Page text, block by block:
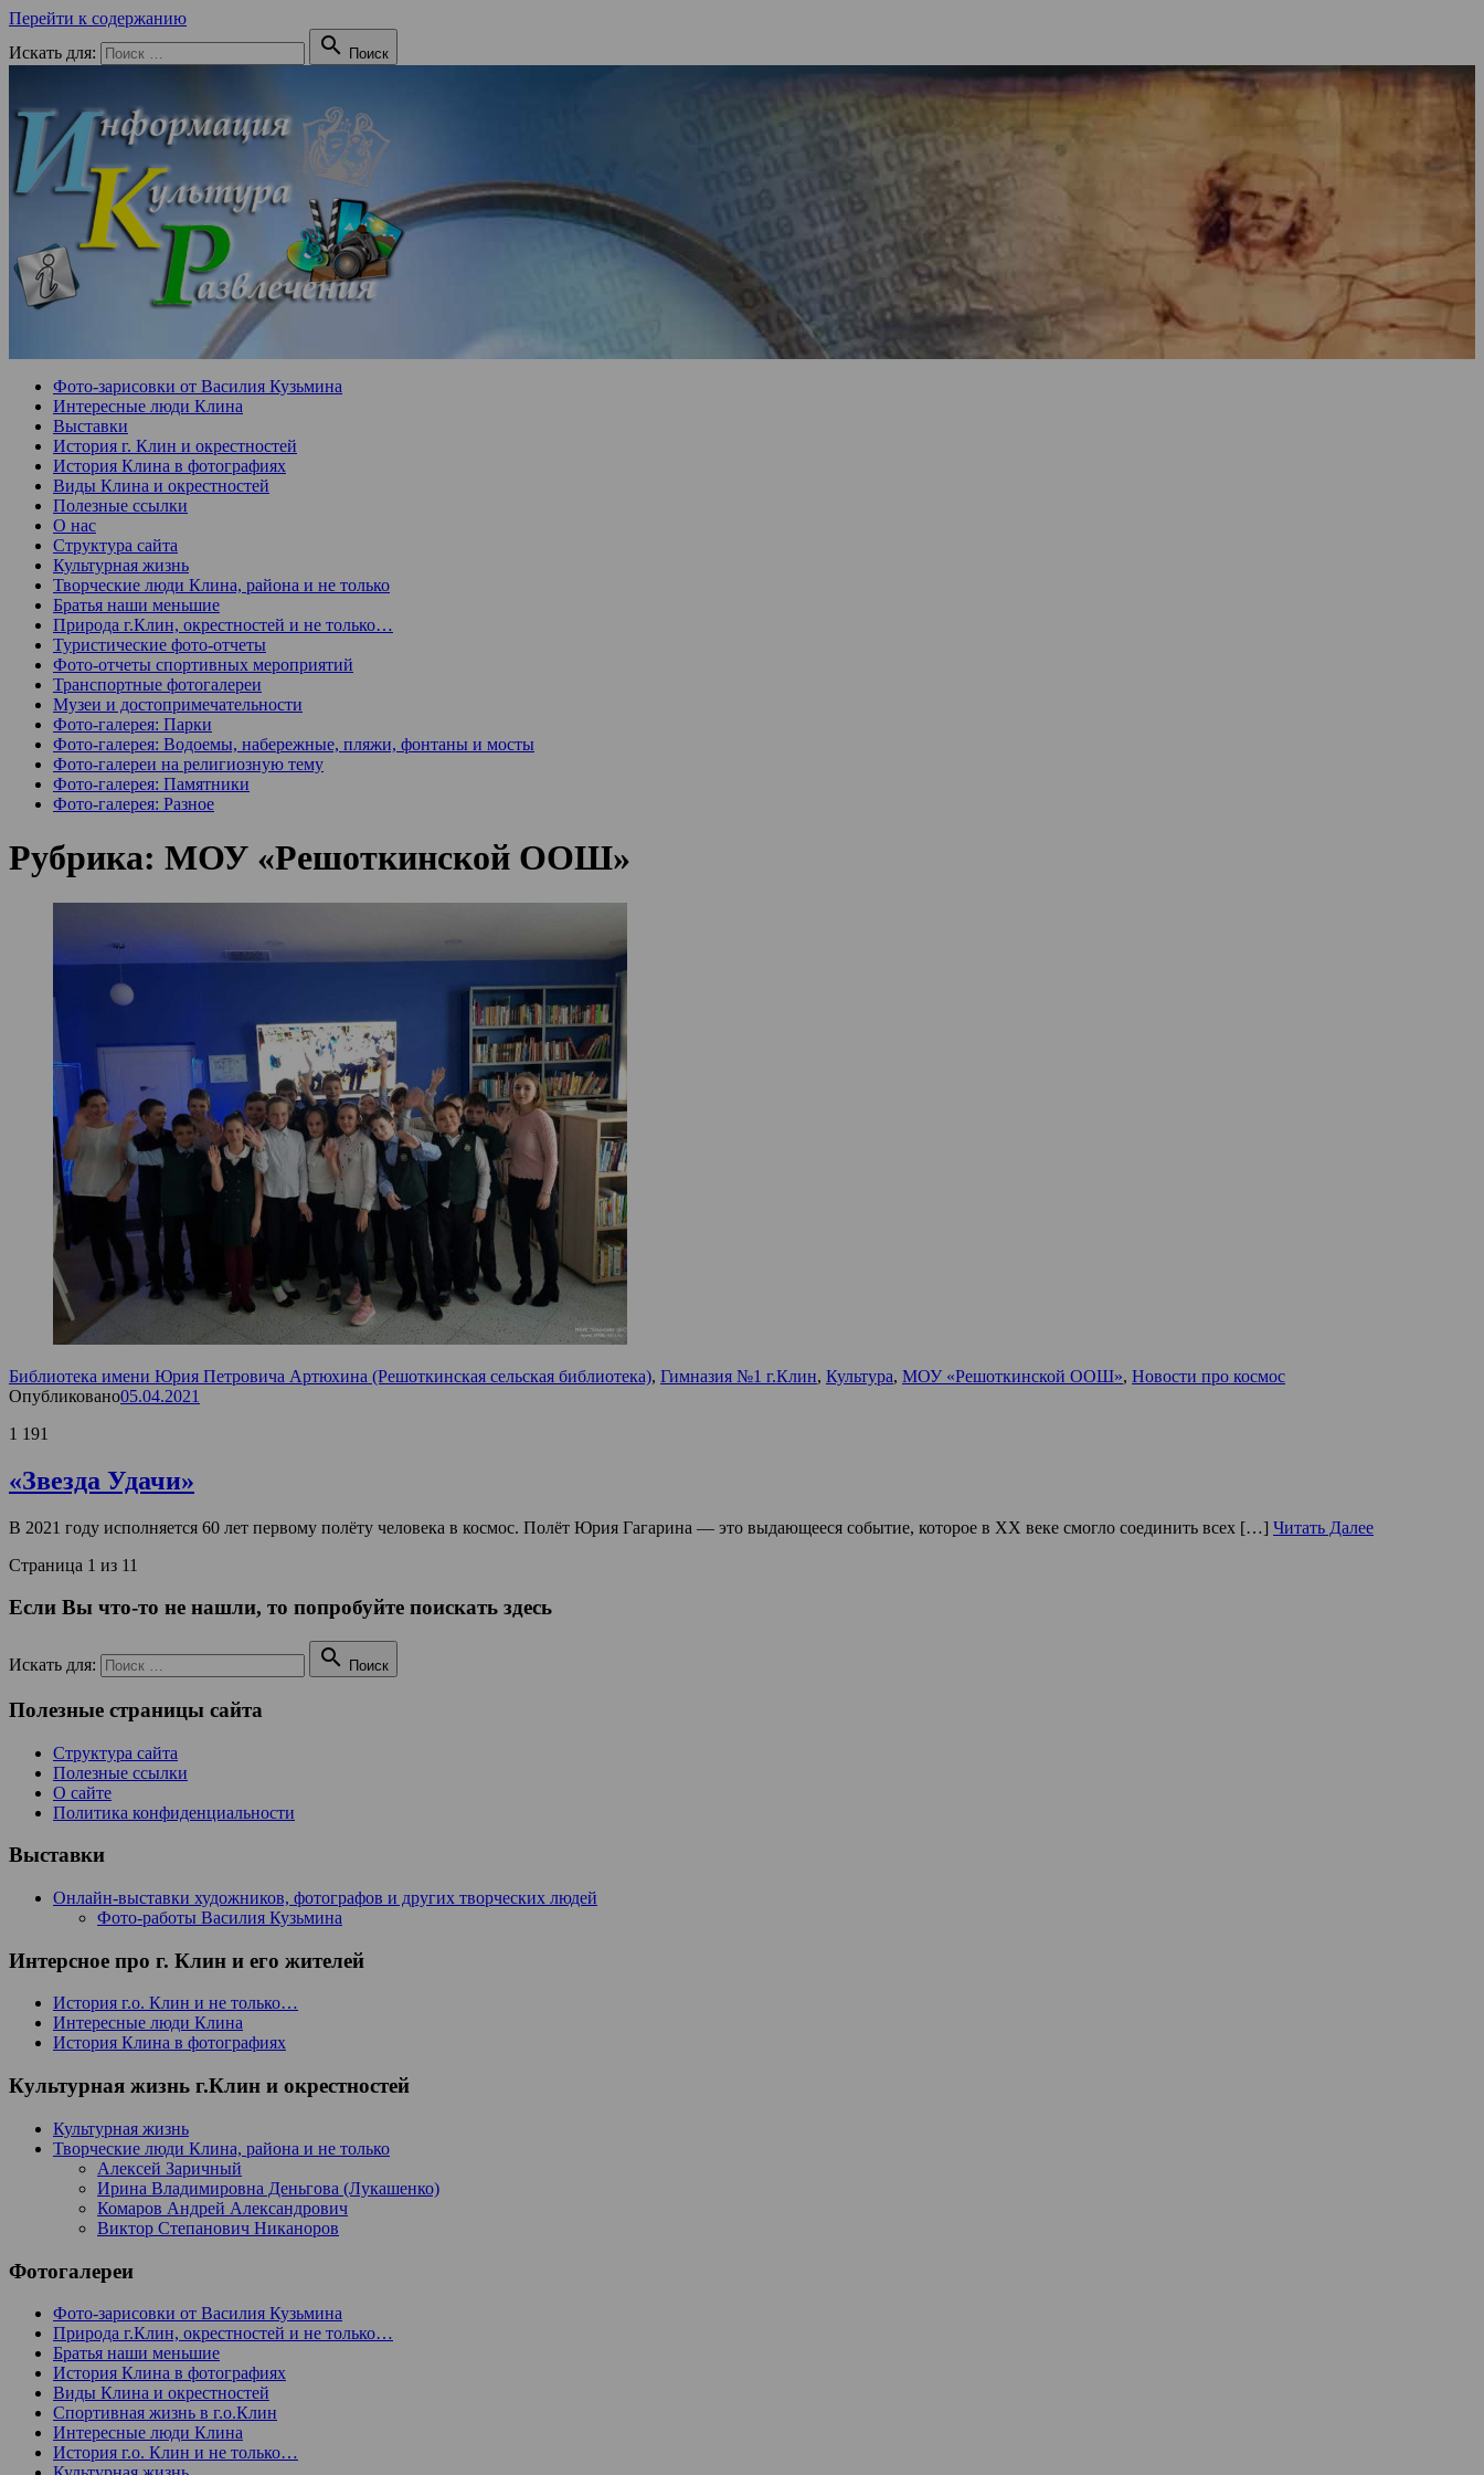
Перейти к содержанию
Искать для:
 Поиск
Фото-зарисовки от Василия Кузьмина
Интересные люди Клина
Выставки
История г. Клин и окрестностей
История Клина в фотографиях
Виды Клина и окрестностей
Полезные ссылки
О нас
Структура сайта
Культурная жизнь
Творческие люди Клина, района и не только
Братья наши меньшие
Природа г.Клин, окрестностей и не только…
Туристические фото-отчеты
Фото-отчеты спортивных мероприятий
Транспортные фотогалереи
Музеи и достопримечательности
Фото-галерея: Парки
Фото-галерея: Водоемы, набережные, пляжи, фонтаны и мосты
Фото-галереи на религиозную тему
Фото-галерея: Памятники
Фото-галерея: Разное
Рубрика: МОУ «Решоткинской ООШ»
Библиотека имени Юрия Петровича Артюхина (Решоткинская сельская библиотека), Гимназия №1 г.Клин, Культура, МОУ «Решоткинской ООШ», Новости про космос
Опубликовано05.04.2021
1 191
«Звезда Удачи»
В 2021 году исполняется 60 лет первому полёту человека в космос. Полёт Юрия Гагарина — это выдающееся событие, которое в ХХ веке смогло соединить всех […] Читать Далее
Страница 1 из 11
Если Вы что-то не нашли, то попробуйте поискать здесь
Искать для:  Поиск
Полезные страницы сайта
Структура сайта
Полезные ссылки
О сайте
Политика конфиденциальности
Выставки
Онлайн-выставки художников, фотографов и других творческих людей
Фото-работы Василия Кузьмина
Интерсное про г. Клин и его жителей
История г.о. Клин и не только…
Интересные люди Клина
История Клина в фотографиях
Культурная жизнь г.Клин и окрестностей
Культурная жизнь
Творческие люди Клина, района и не только
Алексей Заричный
Ирина Владимировна Деньгова (Лукашенко)
Комаров Андрей Александрович
Виктор Степанович Никаноров
Фотогалереи
Фото-зарисовки от Василия Кузьмина
Природа г.Клин, окрестностей и не только…
Братья наши меньшие
История Клина в фотографиях
Виды Клина и окрестностей
Спортивная жизнь в г.о.Клин
Интересные люди Клина
История г.о. Клин и не только…